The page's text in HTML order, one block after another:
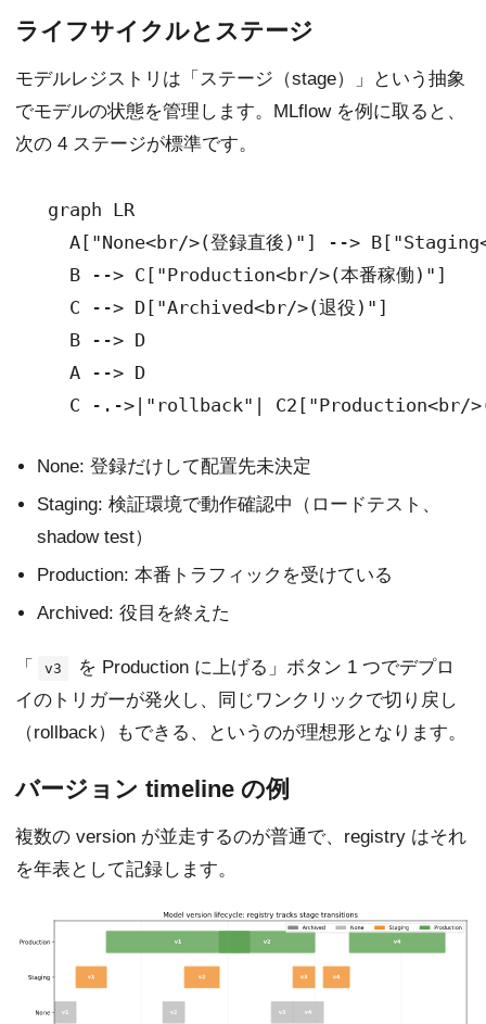
ライフサイクルとステージ
モデルレジストリは「ステージ（stage）」という抽象
でモデルの状態を管理します。MLflow を例に取ると、
次の 4 ステージが標準です。
  graph LR
A["None<br/>(登録直後)"] -->
    B --> C["Production<br/>(本番稼働)"]
    C --> D["Archived<br/>(退役)"]
    B --> D
    A --> D
None: 登録だけして配置先未決定
Staging: 検証環境で動作確認中（ロードテスト、
shadow test）
Production: 本番トラフィックを受けている
Archived: 役目を終えた
「 v3
を Production に上げる」ボタン 1 つでデプロ
イのトリガーが発火し、同じワンクリックで切り戻し
（rollback）もできる、というのが理想形となります。
バージョン timeline の例
複数の version が並走するのが普通で、registry はそれ
を年表として記録します。